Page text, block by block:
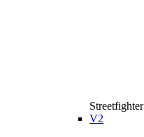
Streetfighter
V2